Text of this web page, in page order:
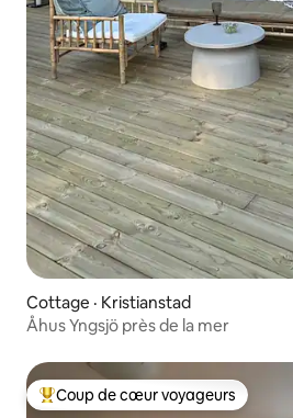
Cottage · Kristianstad
Åhus Yngsjö près de la mer
Coup de cœur voyageurs parmi les
Coup de cœur voyageurs